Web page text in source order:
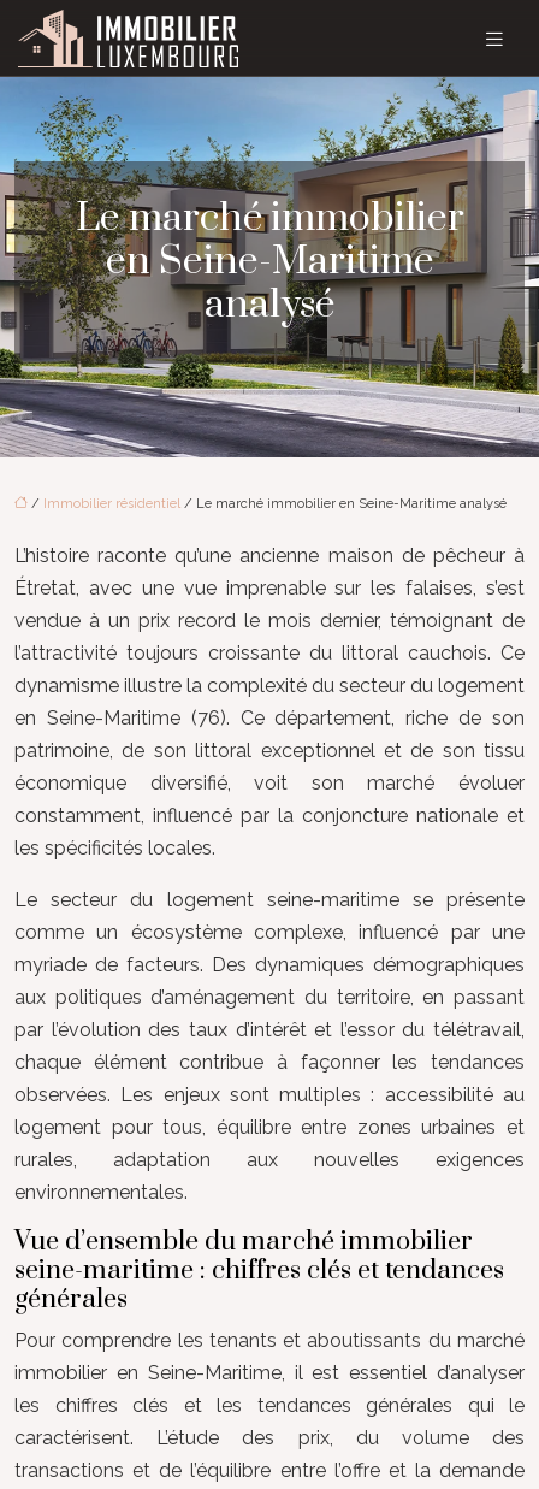
Le marché immobilier
en Seine-Maritime
analysé
/ Immobilier résidentiel / Le marché immobilier en Seine-Maritime analysé
L’histoire raconte qu’une ancienne maison de pêcheur à
Étretat, avec une vue imprenable sur les falaises, s’est
vendue à un prix record le mois dernier, témoignant de
l’attractivité toujours croissante du littoral cauchois. Ce
dynamisme illustre la complexité du secteur du logement
en Seine-Maritime (76). Ce département, riche de son
patrimoine, de son littoral exceptionnel et de son tissu
économique diversifié, voit son marché évoluer
constamment, influencé par la conjoncture nationale et
les spécificités locales.
Le secteur du logement seine-maritime se présente
comme un écosystème complexe, influencé par une
myriade de facteurs. Des dynamiques démographiques
aux politiques d’aménagement du territoire, en passant
par l’évolution des taux d’intérêt et l’essor du télétravail,
chaque élément contribue à façonner les tendances
observées. Les enjeux sont multiples : accessibilité au
logement pour tous, équilibre entre zones urbaines et
rurales, adaptation aux nouvelles exigences
environnementales.
Vue d’ensemble du marché immobilier
seine-maritime : chiffres clés et tendances
générales
Pour comprendre les tenants et aboutissants du marché
immobilier en Seine-Maritime, il est essentiel d’analyser
les chiffres clés et les tendances générales qui le
caractérisent. L’étude des prix, du volume des
transactions et de l’équilibre entre l’offre et la demande